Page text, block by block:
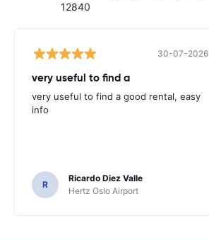
12840
30-07-2026
very useful to find a
very useful to find a good rental, easy
info
R
Ricardo Diez Valle
Hertz Oslo Airport